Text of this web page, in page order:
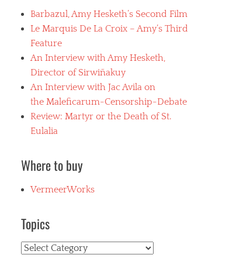
Barbazul, Amy Hesketh’s Second Film
Le Marquis De La Croix – Amy’s Third
Feature
An Interview with Amy Hesketh,
Director of Sirwiñakuy
An Interview with Jac Avila on
the Maleficarum-Censorship-Debate
Review: Martyr or the Death of St.
Eulalia
Where to buy
VermeerWorks
Topics
Topics